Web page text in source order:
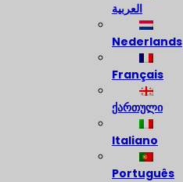
العربية
Nederlands
Français
ქართული
Italiano
Português